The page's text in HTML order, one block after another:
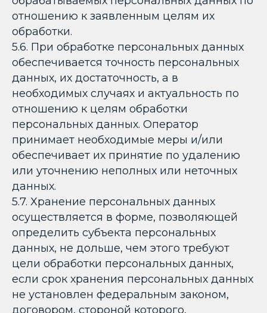
отношению к заявленным целям их
обработки.
5.6. При обработке персональных данных
обеспечивается точность персональных
данных, их достаточность, а в
необходимых случаях и актуальность по
отношению к целям обработки
персональных данных. Оператор
принимает необходимые меры и/или
обеспечивает их принятие по удалению
или уточнению неполных или неточных
данных.
5.7. Хранение персональных данных
осуществляется в форме, позволяющей
определить субъекта персональных
данных, не дольше, чем этого требуют
цели обработки персональных данных,
если срок хранения персональных данных
не установлен федеральным законом,
договором, стороной которого,